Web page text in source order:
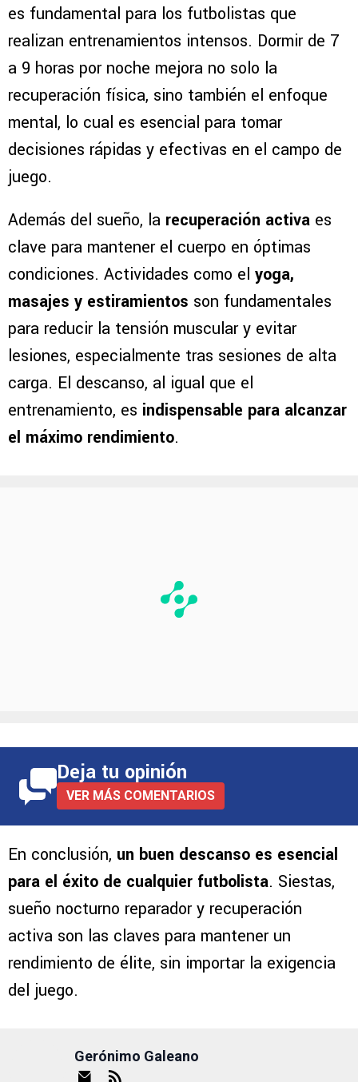
es fundamental para los futbolistas que
realizan entrenamientos intensos. Dormir de 7
a 9 horas por noche mejora no solo la
recuperación física, sino también el enfoque
mental, lo cual es esencial para tomar
decisiones rápidas y efectivas en el campo de
juego.
Además del sueño, la recuperación activa es
clave para mantener el cuerpo en óptimas
condiciones. Actividades como el yoga,
masajes y estiramientos son fundamentales
para reducir la tensión muscular y evitar
lesiones, especialmente tras sesiones de alta
carga. El descanso, al igual que el
entrenamiento, es indispensable para alcanzar
el máximo rendimiento.
Deja tu opinión
VER MÁS COMENTARIOS
En conclusión, un buen descanso es esencial
para el éxito de cualquier futbolista. Siestas,
sueño nocturno reparador y recuperación
activa son las claves para mantener un
rendimiento de élite, sin importar la exigencia
del juego.
Gerónimo Galeano